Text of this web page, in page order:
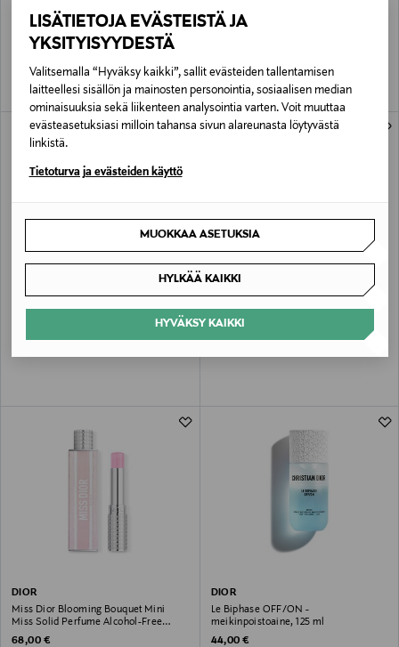
LISÄTIETOJA EVÄSTEISTÄ JA
YKSITYISYYDESTÄ
Valitsemalla “Hyväksy kaikki”, sallit evästeiden tallentamisen
laitteellesi sisällön ja mainosten personointia, sosiaalisen median
ominaisuuksia sekä liikenteen analysointia varten. Voit muuttaa
evästeasetuksiasi milloin tahansa sivun alareunasta löytyvästä
linkistä.
Tietoturva ja evästeiden käyttö
MUOKKAA ASETUKSIA
HYLKÄÄ KAIKKI
HYVÄKSY KAIKKI
DIORSHOW ON SET BROW -
Original Price
35,00 €
Sauvage EdT -tuoksu
DIOR
DIOR
tuoksu
DIOR
Miss Dior Blooming Bouquet Mini
Miss Solid Perfume Alcohol-Free
Fragrance Stick -tuoksupuikko
Original Price
68,00 €
DIOR
Le Biphase OFF/ON -
meikinpoistoaine, 125 ml
Original Price
44,00 €